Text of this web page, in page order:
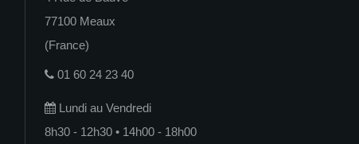
77100 Meaux
(France)
01 60 24 23 40
Lundi au Vendredi
8h30 - 12h30 • 14h00 - 18h00